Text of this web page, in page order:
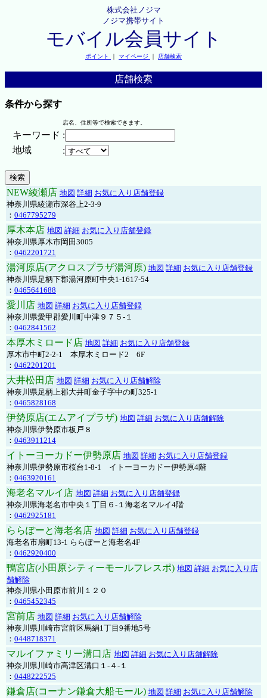
株式会社ノジマ
ノジマ携帯サイト
モバイル会員サイト
ポイント ｜ マイページ ｜ 店舗検索
店舗検索
条件から探す
店名、住所等で検索できます。
キーワード :
地域
:
NEW綾瀬店 地図 詳細 お気に入り店舗登録
神奈川県綾瀬市深谷上2-3-9
： 0467795279
厚木本店 地図 詳細 お気に入り店舗登録
神奈川県厚木市岡田3005
： 0462201721
湯河原店(アクロスプラザ湯河原) 地図 詳細 お気に入り店舗登録
神奈川県足柄下郡湯河原町中央1-1617-54
： 0465641688
愛川店 地図 詳細 お気に入り店舗登録
神奈川県愛甲郡愛川町中津９７５-１
： 0462841562
本厚木ミロード店 地図 詳細 お気に入り店舗登録
厚木市中町2-2-1 本厚木ミロード2 6F
： 0462201201
大井松田店 地図 詳細 お気に入り店舗解除
神奈川県足柄上郡大井町金子字中の町325-1
： 0465828168
伊勢原店(エムアイプラザ) 地図 詳細 お気に入り店舗解除
神奈川県伊勢原市板戸８
： 0463911214
イトーヨーカドー伊勢原店 地図 詳細 お気に入り店舗登録
神奈川県伊勢原市桜台1-8-1 イトーヨーカドー伊勢原4階
： 0463920161
海老名マルイ店 地図 詳細 お気に入り店舗登録
神奈川県海老名市中央１丁目６-１海老名マルイ4階
： 0462925181
ららぽーと海老名店 地図 詳細 お気に入り店舗登録
海老名市扇町13-1 ららぽーと海老名4F
： 0462920400
鴨宮店(小田原シティーモールフレスポ) 地図 詳細 お気に入り店
舗解除
神奈川県小田原市前川１２０
： 0465452345
宮前店 地図 詳細 お気に入り店舗解除
神奈川県川崎市宮前区馬絹1丁目9番地5号
： 0448718371
マルイファミリー溝口店 地図 詳細 お気に入り店舗解除
神奈川県川崎市高津区溝口１-４-１
： 0448222525
鎌倉店(コーナン鎌倉大船モール) 地図 詳細 お気に入り店舗解除